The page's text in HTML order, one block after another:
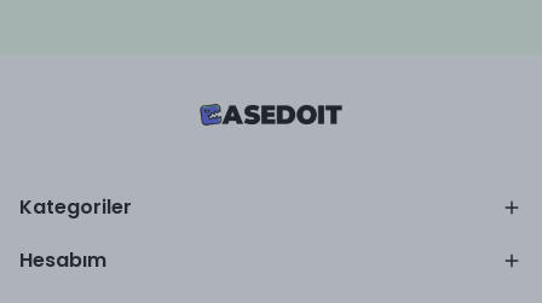
Kategoriler
Hesabım